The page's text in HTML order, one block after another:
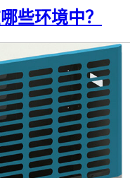
些环境中？